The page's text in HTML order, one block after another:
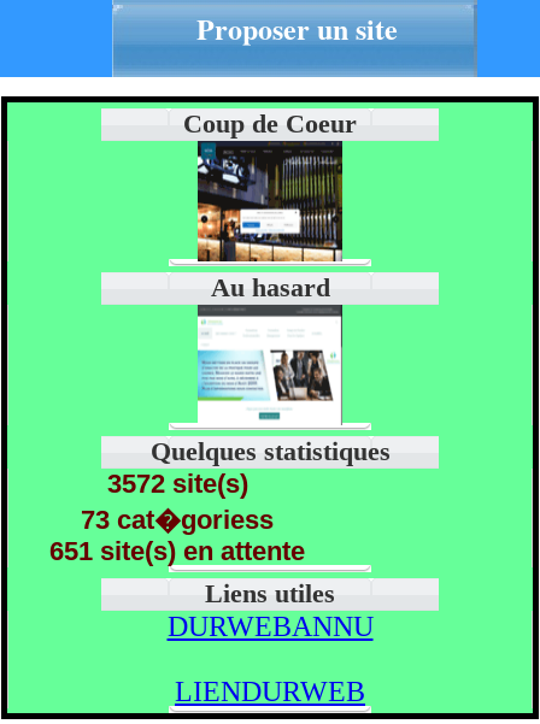
Proposer un site
Coup de Coeur
Au hasard
Quelques statistiques
3572 site(s)
73 cat�goriess
651 site(s) en attente
Liens utiles
DURWEBANNU
LIENDURWEB